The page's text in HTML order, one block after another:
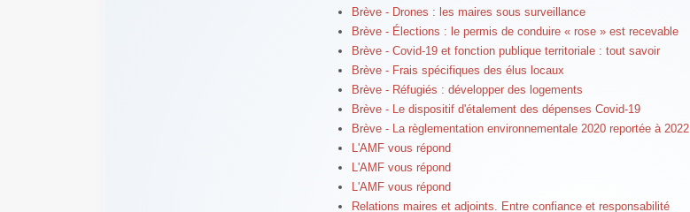
Brève - Drones : les maires sous surveillance
Brève - Élections : le permis de conduire « rose » est recevable
Brève - Covid-19 et fonction publique territoriale : tout savoir
Brève - Frais spécifiques des élus locaux
Brève - Réfugiés : développer des logements
Brève - Le dispositif d'étalement des dépenses Covid-19
Brève - La règlementation environnementale 2020 reportée à 2022
L'AMF vous répond
L'AMF vous répond
L'AMF vous répond
Relations maires et adjoints. Entre confiance et responsabilité